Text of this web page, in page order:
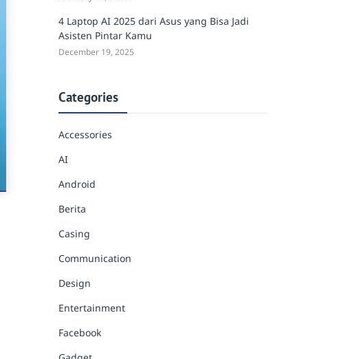
4 Laptop AI 2025 dari Asus yang Bisa Jadi
Asisten Pintar Kamu
December 19, 2025
Categories
Accessories
AI
Android
Berita
Casing
Communication
Design
Entertainment
Facebook